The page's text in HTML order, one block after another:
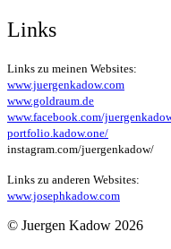
Links
Links zu meinen Websites:
www.juergenkadow.com
www.goldraum.de
www.facebook.com/
portfolio.kadow.one/
instagram.com/juergenkadow/
Links zu anderen Websites:
www.josephkadow.com
© Juergen Kadow 2026